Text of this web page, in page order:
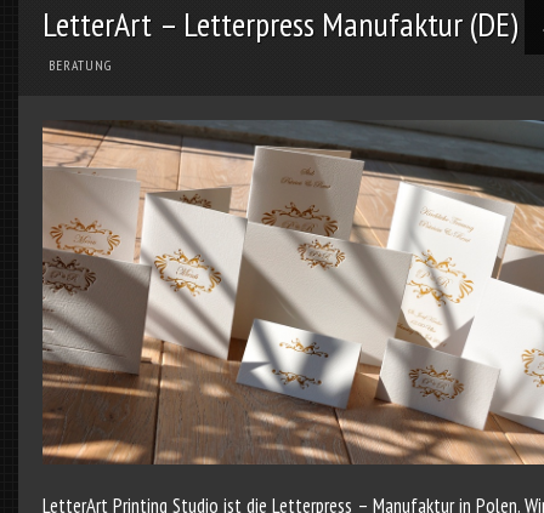
LetterArt – Letterpress Manufaktur (DE)
BERATUNG
LetterArt Printing Studio ist die Letterpress – Manufaktur in Polen.